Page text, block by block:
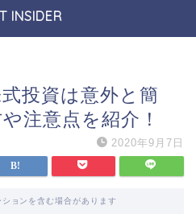
INSIDER
式投資は意外と簡
注意点を紹介！
2020年9月7日
ョンを含む場合があります